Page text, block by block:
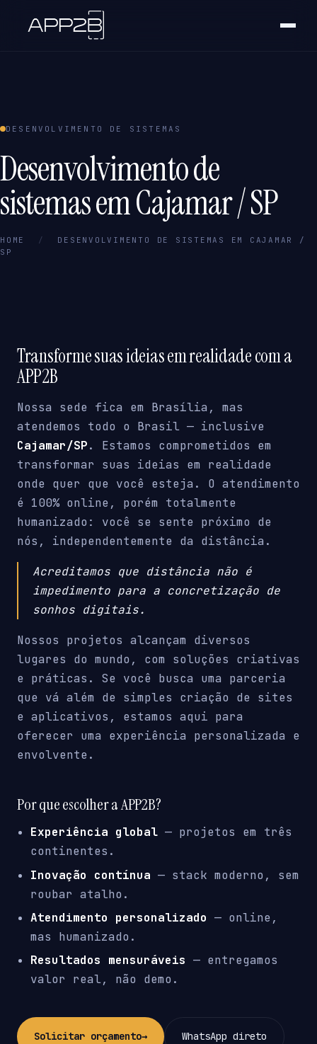
DESENVOLVIMENTO DE SISTEMAS
Desenvolvimento de
sistemas em Cajamar / SP
HOME /
DESENVOLVIMENTO DE SISTEMAS EM CAJAMAR /
SP
Transforme suas ideias em realidade com a
APP2B
Nossa sede fica em Brasília, mas
atendemos todo o Brasil — inclusive
Cajamar/SP. Estamos comprometidos em
transformar suas ideias em realidade
onde quer que você esteja. O atendimento
é 100% online, porém totalmente
humanizado: você se sente próximo de
nós, independentemente da distância.
Acreditamos que distância não é
impedimento para a concretização de
sonhos digitais.
Nossos projetos alcançam diversos
lugares do mundo, com soluções criativas
e práticas. Se você busca uma parceria
que vá além de simples criação de sites
e aplicativos, estamos aqui para
oferecer uma experiência personalizada e
envolvente.
Por que escolher a APP2B?
Experiência global — projetos em três
continentes.
Inovação contínua — stack moderno, sem
roubar atalho.
Atendimento personalizado — online,
mas humanizado.
Resultados mensuráveis — entregamos
valor real, não demo.
Solicitar orçamento→ WhatsApp direto